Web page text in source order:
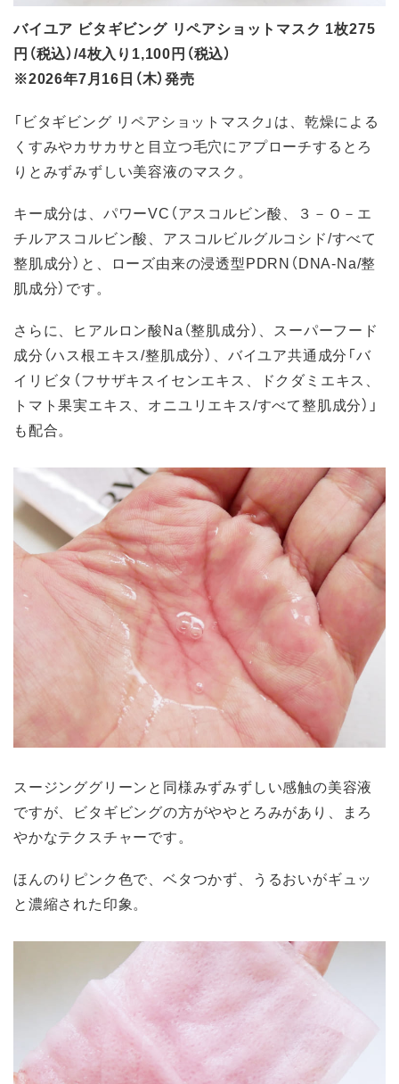
バイユア ビタギビング リペアショットマスク 1枚275
円（税込）/4枚入り1,100円（税込）
※2026年7月16日（木）発売
「ビタギビング リペアショットマスク」は、乾燥による
くすみやカサカサと目立つ毛穴にアプローチするとろ
りとみずみずしい美容液のマスク。
キー成分は、パワーVC（アスコルビン酸、３－Ｏ－エ
チルアスコルビン酸、アスコルビルグルコシド/すべて
整肌成分）と、ローズ由来の浸透型PDRN（DNA-Na/整
肌成分）です。
さらに、ヒアルロン酸Na（整肌成分）、スーパーフード
成分（ハス根エキス/整肌成分）、バイユア共通成分「バ
イリビタ（フサザキスイセンエキス、ドクダミエキス、
トマト果実エキス、オニユリエキス/すべて整肌成分）」
も配合。
スージンググリーンと同様みずみずしい感触の美容液
ですが、ビタギビングの方がややとろみがあり、まろ
やかなテクスチャーです。
ほんのりピンク色で、ベタつかず、うるおいがギュッ
と濃縮された印象。